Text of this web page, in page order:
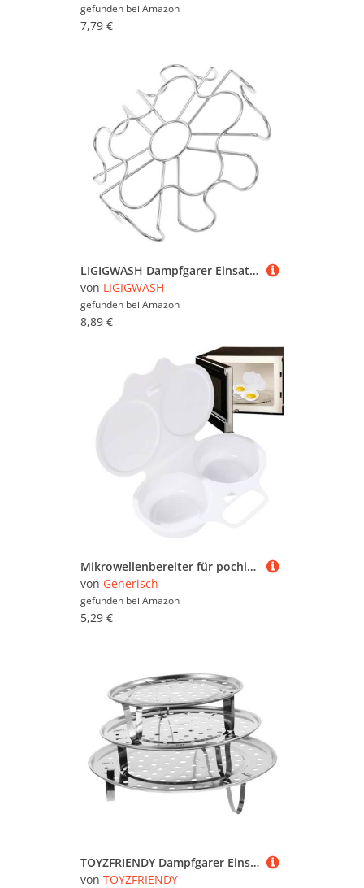
gefunden bei Amazon
7,79 €
LIGIGWASH Dampfgarer Einsatz Eier Dämpfeinsatz Einsetzbar Für Schnellkochtopf Kochtopf Gemüse Dämpfen Multifunktionales Dampfgareinsatz Zubehör Küchenhelfer
von LIGIGWASH
gefunden bei Amazon
8,89 €
Mikrowellenbereiter für pochierte Eier - Mikrowellen-Eierkocher-Pochier - Für 2 Eier, Mikrowellen-Eierkocher, Dampfgarer für zu Hause, spülmaschinenfest
von Generisch
gefunden bei Amazon
5,29 €
TOYZFRIENDY Dampfgarer Einsatz Teiliges Steaming Rack mit Löchern Dickes Dampfgarelement für Schonendes Garen von Gemüse und Brot Langlebig und Leicht zu Reinigen
von TOYZFRIENDY